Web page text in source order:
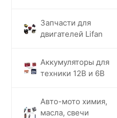
Запчасти для
двигателей Lifan
Аккумуляторы для
техники 12В и 6В
Авто-мото химия,
масла, свечи